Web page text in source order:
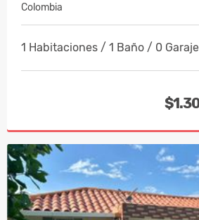
Colombia
1 Habitaciones / 1 Baño / 0